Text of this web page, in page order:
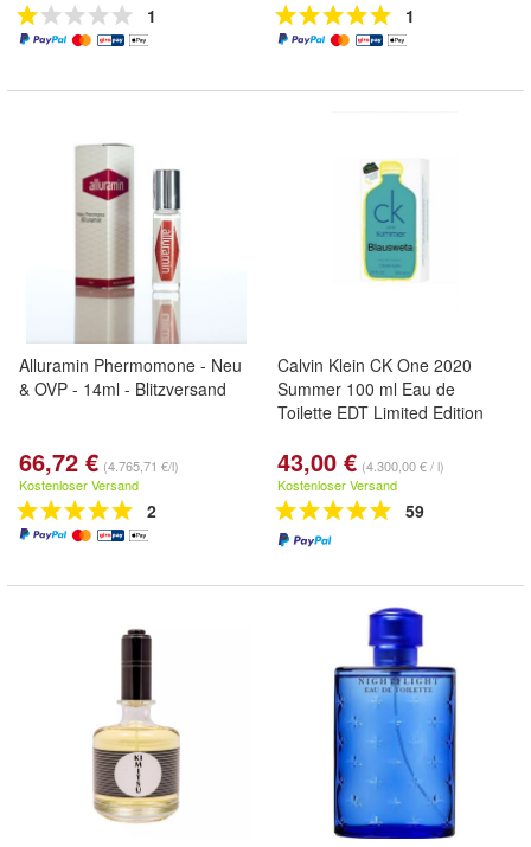
1 1
Alluramin Phermomone - Neu
& OVP - 14ml - Blitzversand
66,72 € (4.765,71 €/l)
Kostenloser Versand
2
Calvin Klein CK One 2020
Summer 100 ml Eau de
Toilette EDT Limited Edition
43,00 € (4.300,00 € / l)
Kostenloser Versand
59